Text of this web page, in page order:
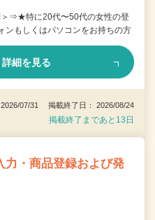
＞⇒★特に20代〜50代の女性の登
もしくはパソコンをお持ちの方
詳細を見る
2026/07/31 掲載終了日： 2026/08/24
掲載終了まであと13日
力・商品登録および発